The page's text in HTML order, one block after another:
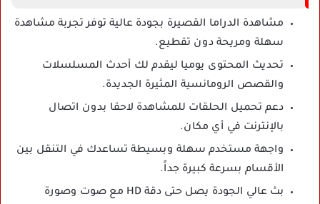
مشاهدة الدراما القصيرة بجودة عالية توفر تجربة مشاهدة
سهلة ومريحة دون تقطيع.
تحديث المحتوى يوميا ليقدم لك أحدث المسلسلات
والقصص الرومانسية المثيرة الجديدة.
دعم تحميل الحلقات للمشاهدة لاحقا بدون اتصال
بالإنترنت في أي مكان.
واجهة مستخدم سهلة وبسيطة تساعدك في التنقل بين
الأقسام بسرعة كبيرة جداً.
بث عالي الجودة يصل حتى دقة HD مع صوت وصورة